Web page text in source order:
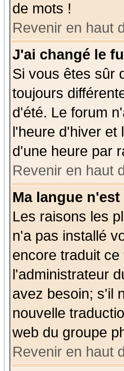
de mots !
Revenir en haut
J'ai changé le
Si vous êtes sûr
toujours
d'été. Le forum
l'heure d'hiver et
d'une heure par
Revenir en haut
Ma langue
Les raisons les
n'a pas installé
encore traduit
l'administrateur
avez besoin; s'il
nouvelle
web du groupe
Revenir en haut